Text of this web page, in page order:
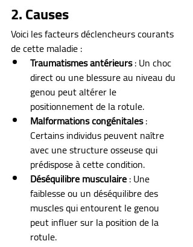
2. Causes
Voici les facteurs déclencheurs courants
de cette maladie :
Traumatismes antérieurs : Un choc
direct ou une blessure au niveau du
genou peut altérer le
positionnement de la rotule.
Malformations congénitales :
Certains individus peuvent naître
avec une structure osseuse qui
prédispose à cette condition.
Déséquilibre musculaire : Une
faiblesse ou un déséquilibre des
muscles qui entourent le genou
peut influer sur la position de la
rotule.